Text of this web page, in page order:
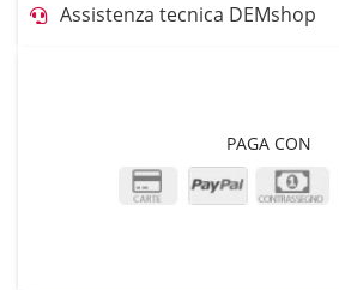
Assistenza tecnica DEMshop
PAGA CON